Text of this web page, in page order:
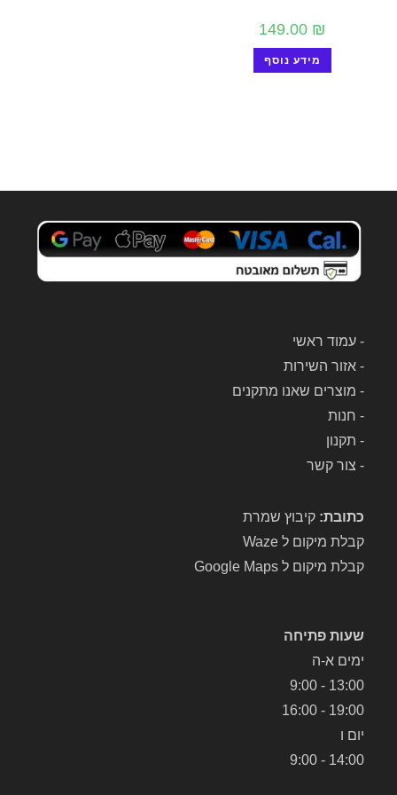
149.00 ₪
מידע נוסף
-עמוד ראשי
-אזור השירות
- מוצרים שאנו מתקנים
- חנות
- תקנון
- צור קשר
כתובת: קיבוץ שמרת
קבלת מיקום ל Waze
קבלת מיקום ל Google Maps
שעות פתיחה
ימים א-ה
13:00 - 9:00
19:00 - 16:00
יום ו
14:00 - 9:00